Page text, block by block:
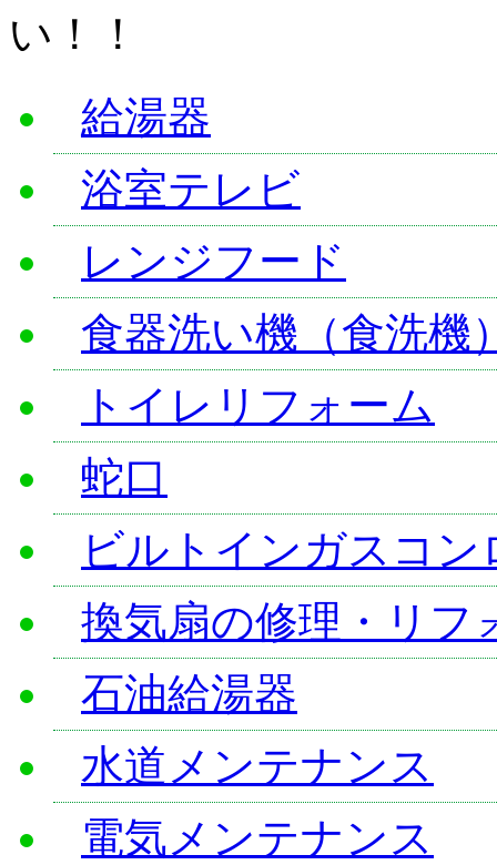
い！！
給湯器
浴室テレビ
レンジフード
食器洗い機（食洗機
トイレリフォーム
蛇口
ビルトインガスコン
換気扇の修理・リフ
石油給湯器
水道メンテナンス
電気メンテナンス